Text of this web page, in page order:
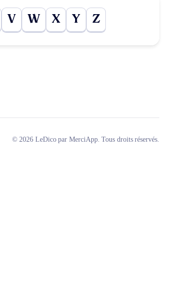
V W X Y Z
© 2026 LeDico par MerciApp. Tous droits réservés.